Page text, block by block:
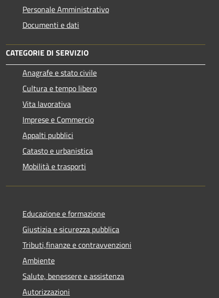
Personale Amministrativo
Documenti e dati
CATEGORIE DI SERVIZIO
Anagrafe e stato civile
Cultura e tempo libero
Vita lavorativa
Imprese e Commercio
Appalti pubblici
Catasto e urbanistica
Mobilità e trasporti
Educazione e formazione
Giustizia e sicurezza pubblica
Tributi,finanze e contravvenzioni
Ambiente
Salute, benessere e assistenza
Autorizzazioni